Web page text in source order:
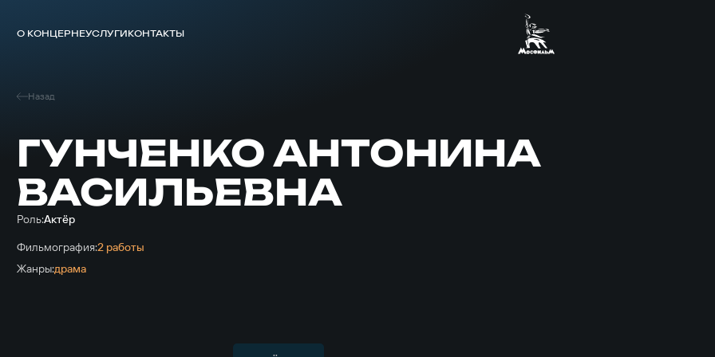
О КОНЦЕРНЕУСЛУГИКОНТАКТЫ
Назад
ГУНЧЕНКО АНТОНИНА
ВАСИЛЬЕВНА
Роль:Актёр
Фильмография:2 работы
Жанры:драма